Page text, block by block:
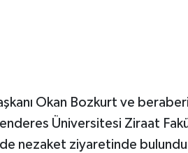
Okan Bozkurt ve
Üniversitesi Ziraat
nezaket ziyaretinde